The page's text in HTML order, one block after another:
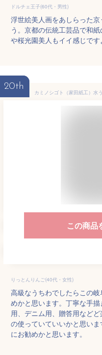
ドルチェ王子(60代・男性)
浮世絵美人画をあしらった
う。京都の伝統工芸品で和
や桜光園美人もイイ感じです
20th
この商品
りっとんりんご(40代・女性)
高級なうちわでしたらこの
めかと思います。丁寧な手
用、デニム用、贈答用など
の使っていていいかと思い
にお勧めかと思います。